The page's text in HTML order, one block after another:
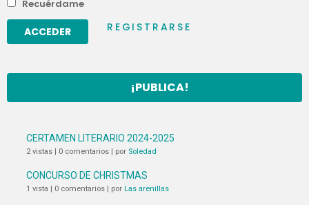
Recuérdame
REGISTRARSE
¡PUBLICA!
CERTAMEN LITERARIO 2024-2025
2 vistas 0 comentarios por Soledad
CONCURSO DE CHRISTMAS
1 vista 0 comentarios por Las arenillas